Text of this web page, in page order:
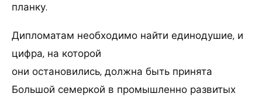
планку.
Дипломатам необходимо найти единодушие, и
цифра, на которой
они остановились, должна быть принята
Большой семеркой в промышленно развитых